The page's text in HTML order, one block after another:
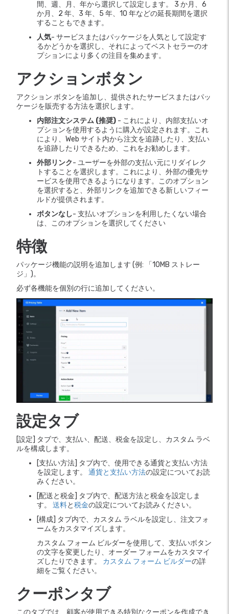
間、週、月、年から選択して設定します。 3 か月、6
か月、2 年、3 年、5 年、10 年などの延長期間を選択
することもできます。
人気- サービスまたはパッケージを人気として設定す
るかどうかを選択し、それによってベストセラーのオ
プションにより多くの注目を集めます。
アクションボタン
アクション ボタンを追加し、提供されたサービスまたはパッ
ケージを販売する方法を選択します。
内部注文システム (推奨) - これにより、内部支払いオ
プションを使用するように購入が設定されます。これ
により、Web サイト内から注文を追跡したり、支払い
を追跡したりできるため、これをお勧めします。
外部リンク- ユーザーを外部の支払い元にリダイレク
トすることを選択します。これにより、外部の優先サ
ービスを使用できるようになります。このオプション
を選択すると、外部リンクを追加できる新しいフィー
ルドが提供されます。
ボタンなし- 支払いオプションを利用したくない場合
は、このオプションを選択してください
特徴
パッケージ機能の説明を追加します (例: 「10MB ストレー
ジ」)。
必ず各機能を個別の行に追加してください。
設定タブ
[設定] タブで、支払い、配送、税金を設定し、カスタム ラベ
ルを構成します。
[支払い方法] タブ内で、使用できる通貨と支払い方法
を設定します。 通貨と支払い方法の設定についてお読
みください。
[配送と税金] タブ内で、配送方法と税金を設定しま
す。 送料と税金の設定についてお読みください。
[構成] タブ内で、カスタム ラベルを設定し、注文フォ
ームをカスタマイズします。
カスタム フォーム ビルダーを使用して、支払いボタン
の文字を変更したり、オーダー フォームをカスタマイ
ズしたりできます。 カスタム フォーム ビルダーの詳
細をご覧ください。
クーポンタブ
このタブでは、顧客が使用できる特別なクーポンを作成でき